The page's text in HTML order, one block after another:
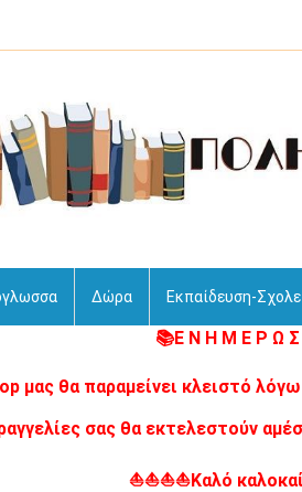
Δώρα Εκπαίδευση-
📚Ε Ν Η Μ Ε Ρ Ω
μας θα παραμείνει κλειστό
σας θα εκτελεστούν
⛵⛵⛵⛵Καλό